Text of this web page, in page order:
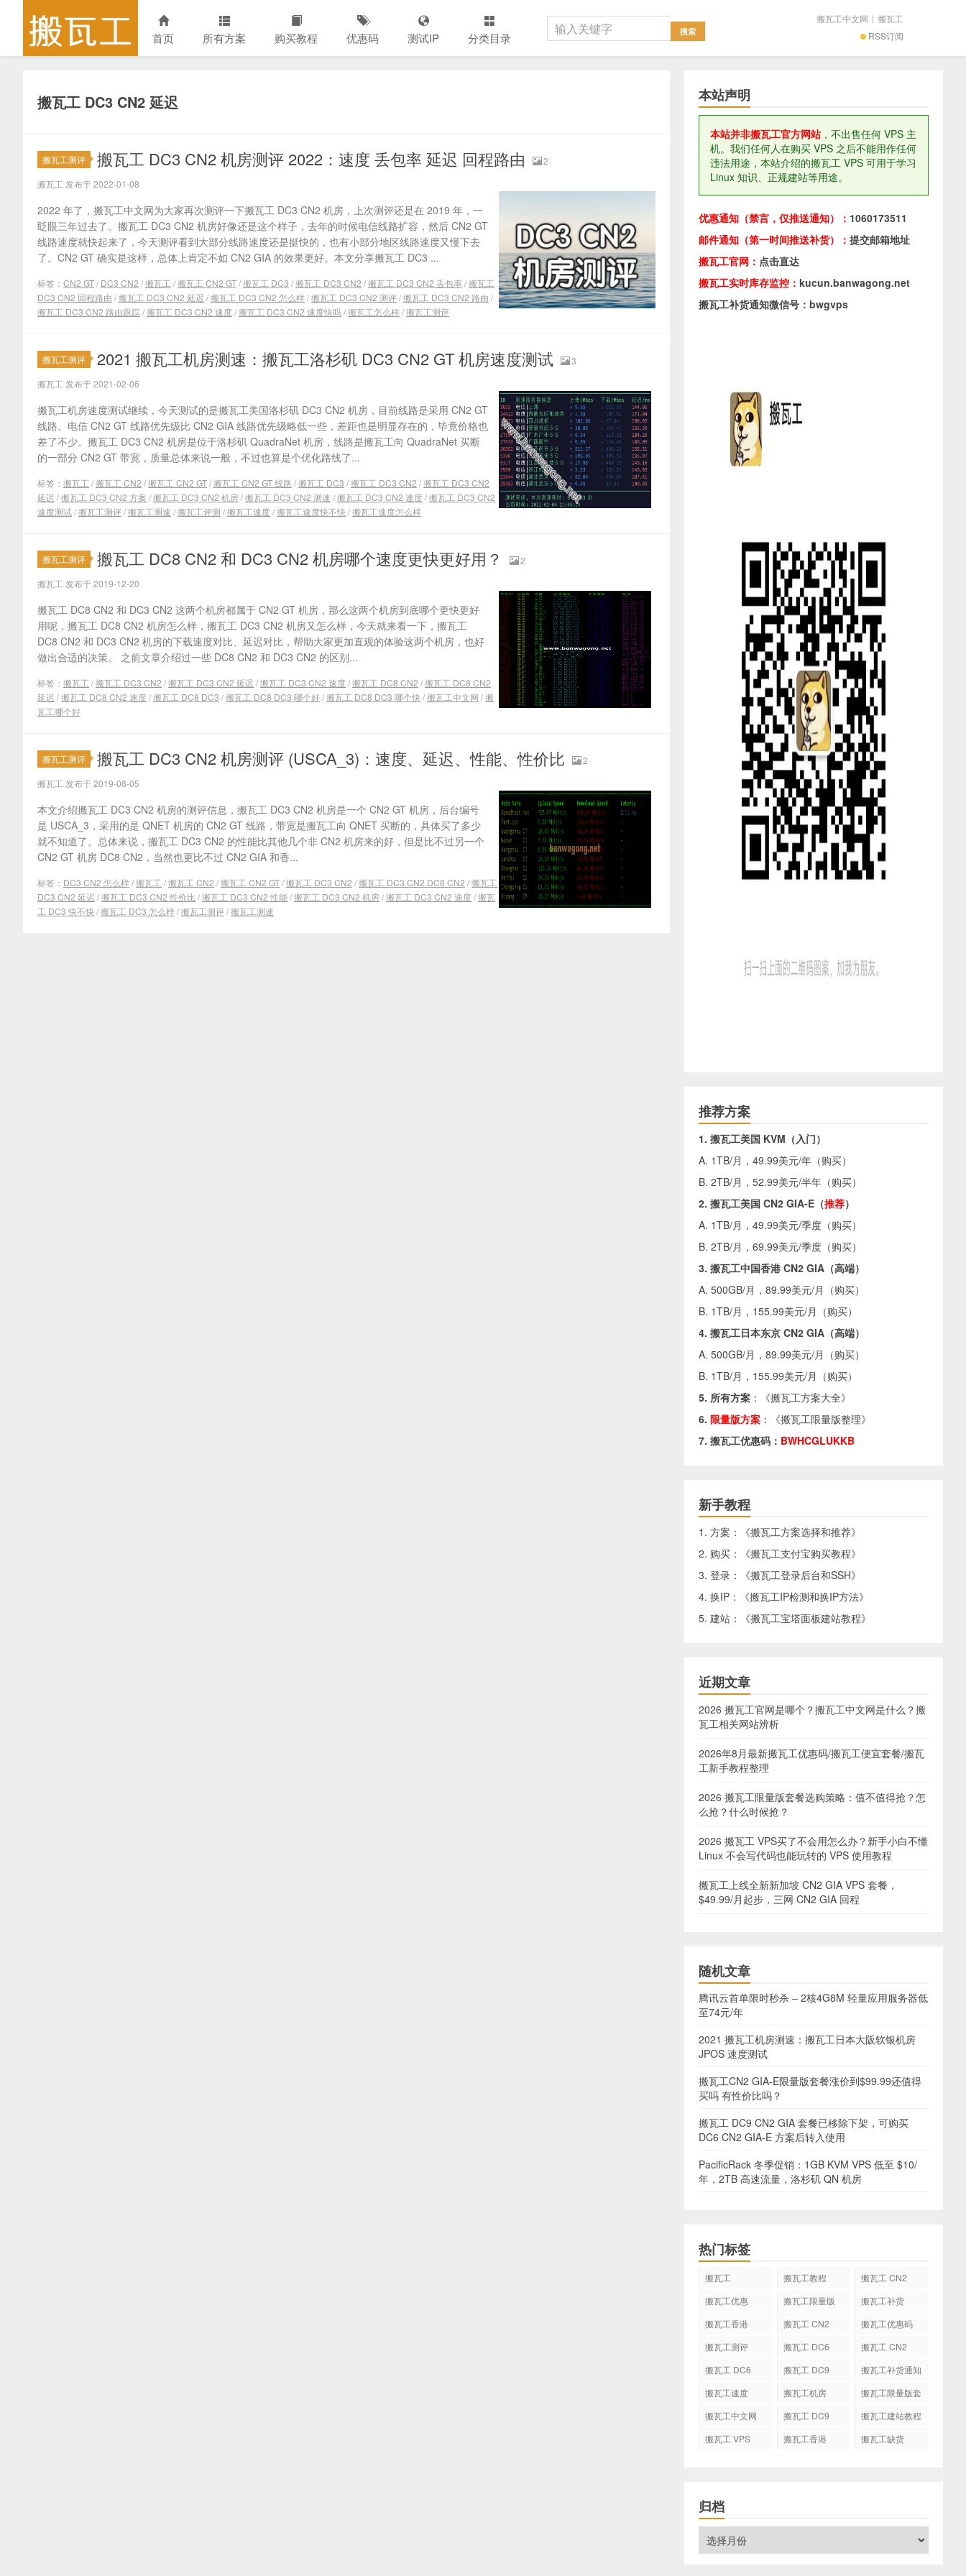
首页 所有方案 购买教程 优惠码 测试IP 分类目录 RSS订阅
搬瓦工中文网 | 搬瓦工
搬瓦工 DC3 CN2 延迟
搬瓦工测评 搬瓦工 DC3 CN2 机房测评 2022：速度 丢包率 延迟 回程路由
2
搬瓦工 发布于 2022-01-08
2022 年了，搬瓦工中文网为大家再次测评一下搬瓦工 DC3 CN2 机房，上次测评还是在 2019 年，一
眨眼三年过去了。搬瓦工 DC3 CN2 机房好像还是这个样子，去年的时候电信线路扩容，然后 CN2 GT
线路速度就快起来了，今天测评看到大部分线路速度还是挺快的，也有小部分地区线路速度又慢下去
了。CN2 GT 确实是这样，总体上肯定不如 CN2 GIA 的效果更好。本文分享搬瓦工 DC3 ...
标签： CN2 GT/ DC3 CN2 /搬瓦工 /搬瓦工 CN2 GT/搬瓦工 DC3 /搬瓦工 DC3 CN2 /搬瓦工 DC3 CN2 丢包率/搬瓦工
DC3 CN2 回程路由 /搬瓦工 DC3 CN2 延迟 /搬瓦工 DC3 CN2 怎么样/搬瓦工 DC3 CN2 测评/搬瓦工 DC3 CN2 路由 /
搬瓦工 DC3 CN2 路由跟踪/搬瓦工 DC3 CN2 速度/搬瓦工 DC3 CN2 速度快吗/搬瓦工怎么样/搬瓦工测评
搬瓦工测评 2021 搬瓦工机房测速：搬瓦工洛杉矶 DC3 CN2 GT 机房速度测试
3
搬瓦工 发布于 2021-02-06
搬瓦工机房速度测试继续，今天测试的是搬瓦工美国洛杉矶 DC3 CN2 机房，目前线路是采用 CN2 GT
线路。电信 CN2 GT 线路优先级比 CN2 GIA 线路优先级略低一些，差距也是明显存在的，毕竟价格也
差了不少。搬瓦工 DC3 CN2 机房是位于洛杉矶 QuadraNet 机房，线路是搬瓦工向 QuadraNet 买断
的一部分 CN2 GT 带宽，质量总体来说一般，不过也算是个优化路线了...
标签： 搬瓦工 /搬瓦工 CN2 /搬瓦工 CN2 GT/搬瓦工 CN2 GT 线路 /搬瓦工 DC3 /搬瓦工 DC3 CN2 /搬瓦工 DC3 CN2
延迟 /搬瓦工 DC3 CN2 方案 /搬瓦工 DC3 CN2 机房/搬瓦工 DC3 CN2 测速 /搬瓦工 DC3 CN2 速度/搬瓦工 DC3 CN2
速度测试 /搬瓦工测评/搬瓦工测速 /搬瓦工评测 /搬瓦工速度/搬瓦工速度快不快/搬瓦工速度怎么样
搬瓦工测评 搬瓦工 DC8 CN2 和 DC3 CN2 机房哪个速度更快更好用？
2
搬瓦工 发布于 2019-12-20
搬瓦工 DC8 CN2 和 DC3 CN2 这两个机房都属于 CN2 GT 机房，那么这两个机房到底哪个更快更好
用呢，搬瓦工 DC8 CN2 机房怎么样，搬瓦工 DC3 CN2 机房又怎么样，今天就来看一下，搬瓦工
DC8 CN2 和 DC3 CN2 机房的下载速度对比、延迟对比，帮助大家更加直观的体验这两个机房，也好
做出合适的决策。 之前文章介绍过一些 DC8 CN2 和 DC3 CN2 的区别...
标签： 搬瓦工 /搬瓦工 DC3 CN2 /搬瓦工 DC3 CN2 延迟 /搬瓦工 DC3 CN2 速度/搬瓦工 DC8 CN2 /搬瓦工 DC8 CN2
延迟 /搬瓦工 DC8 CN2 速度/搬瓦工 DC8 DC3 /搬瓦工 DC8 DC3 哪个好/搬瓦工 DC8 DC3 哪个快/搬瓦工中文网 /搬
瓦工哪个好
搬瓦工测评 搬瓦工 DC3 CN2 机房测评 (USCA_3)：速度、延迟、性能、性价比
2
搬瓦工 发布于 2019-08-05
本文介绍搬瓦工 DC3 CN2 机房的测评信息，搬瓦工 DC3 CN2 机房是一个 CN2 GT 机房，后台编号
是 USCA_3，采用的是 QNET 机房的 CN2 GT 线路，带宽是搬瓦工向 QNET 买断的，具体买了多少
就不知道了。总体来说，搬瓦工 DC3 CN2 的性能比其他几个非 CN2 机房来的好，但是比不过另一个
CN2 GT 机房 DC8 CN2，当然也更比不过 CN2 GIA 和香...
标签： DC3 CN2 怎么样/搬瓦工 /搬瓦工 CN2 /搬瓦工 CN2 GT/搬瓦工 DC3 CN2 /搬瓦工 DC3 CN2 DC8 CN2 /搬瓦工
DC3 CN2 延迟 /搬瓦工 DC3 CN2 性价比/搬瓦工 DC3 CN2 性能/搬瓦工 DC3 CN2 机房/搬瓦工 DC3 CN2 速度/搬瓦
工 DC3 快不快/搬瓦工 DC3 怎么样/搬瓦工测评/搬瓦工测速
本站声明
本站并非搬瓦工官方网站，不出售任何 VPS 主
机。我们任何人在购买 VPS 之后不能用作任何
违法用途，本站介绍的搬瓦工 VPS 可用于学习
Linux 知识、正规建站等用途。
优惠通知（禁言，仅推送通知）： 1060173511
邮件通知（第一时间推送补货）： 提交邮箱地址
搬瓦工官网： 点击直达
搬瓦工实时库存监控： kucun.banwagong.net
搬瓦工补货通知微信号：bwgvps
推荐方案
1. 搬瓦工美国 KVM（入门）
A. 1TB/月，49.99美元/年（购买）
B. 2TB/月，52.99美元/半年（购买）
2. 搬瓦工美国 CN2 GIA-E（推荐）
A. 1TB/月，49.99美元/季度（购买）
B. 2TB/月，69.99美元/季度（购买）
3. 搬瓦工中国香港 CN2 GIA（高端）
A. 500GB/月，89.99美元/月（购买）
B. 1TB/月，155.99美元/月（购买）
4. 搬瓦工日本东京 CN2 GIA（高端）
A. 500GB/月，89.99美元/月（购买）
B. 1TB/月，155.99美元/月（购买）
5. 所有方案 ：《搬瓦工方案大全》
6. 限量版方案 ：《搬瓦工限量版整理》
7. 搬瓦工优惠码： BWHCGLUKKB
新手教程
1. 方案：《搬瓦工方案选择和推荐》
2. 购买：《搬瓦工支付宝购买教程》
3. 登录：《搬瓦工登录后台和SSH》
4. 换IP：《搬瓦工IP检测和换IP方法》
5. 建站：《搬瓦工宝塔面板建站教程》
近期文章
2026 搬瓦工官网是哪个？搬瓦工中文网是什么？搬
瓦工相关网站辨析
2026年8月最新搬瓦工优惠码/搬瓦工便宜套餐/搬瓦
工新手教程整理
2026 搬瓦工限量版套餐选购策略：值不值得抢？怎
么抢？什么时候抢？
2026 搬瓦工 VPS买了不会用怎么办？新手小白不懂
Linux 不会写代码也能玩转的 VPS 使用教程
搬瓦工上线全新新加坡 CN2 GIA VPS 套餐，
$49.99/月起步，三网 CN2 GIA 回程
随机文章
腾讯云首单限时秒杀 – 2核4G8M 轻量应用服务器低
至74元/年
2021 搬瓦工机房测速：搬瓦工日本大阪软银机房
JPOS 速度测试
搬瓦工CN2 GIA-E限量版套餐涨价到$99.99还值得
买吗 有性价比吗？
搬瓦工 DC9 CN2 GIA 套餐已移除下架，可购买
DC6 CN2 GIA-E 方案后转入使用
PacificRack 冬季促销：1GB KVM VPS 低至 $10/
年，2TB 高速流量，洛杉矶 QN 机房
热门标签
搬瓦工 搬瓦工教程
搬瓦工 CN2
搬瓦工优惠 搬瓦工限量版
搬瓦工补货
搬瓦工香港
搬瓦工 CN2
搬瓦工优惠码
搬瓦工测评
搬瓦工 DC6
搬瓦工 CN2
搬瓦工 DC6
搬瓦工 DC9
搬瓦工补货通知
搬瓦工速度
搬瓦工机房
搬瓦工限量版套
搬瓦工中文网 搬瓦工 DC9
搬瓦工建站教程
搬瓦工 VPS
搬瓦工香港
搬瓦工缺货
归档